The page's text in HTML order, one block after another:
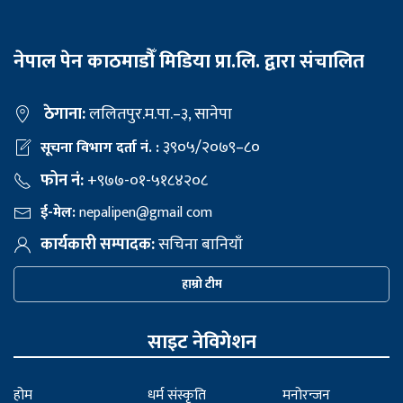
नेपाल पेन काठमाडौँ मिडिया प्रा.लि. द्वारा संचालित
ठेगाना:ललितपुर.म.पा.–३, सानेपा
सूचना विभाग दर्ता नं. :३९०५/२०७९–८०
फोन नं:+९७७-०१-५१८४२०८
ई-मेल:nepalipen@gmail com
कार्यकारी सम्पादक:सचिना बानियाँ
हाम्रो टीम
साइट नेविगेशन
होम धर्म संस्कृति मनोरन्जन